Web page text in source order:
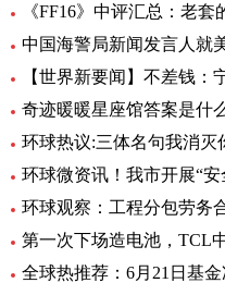
奇迹暖暖星座馆答案是什
环球热议:三体名句我消灭
环球观察：工程分包劳务
第一次下场造电池，TCL